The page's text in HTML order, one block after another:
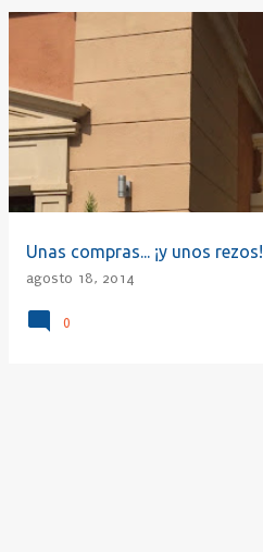
a
a
Unas compras... ¡y unos rezos!
agosto 18, 2014
0